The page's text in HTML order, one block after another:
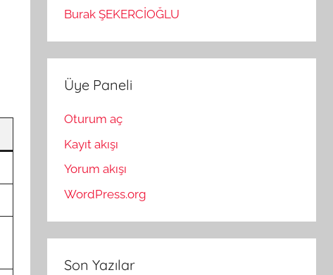
Burak ŞEKERCİOĞLU
Üye Paneli
Oturum aç
Kayıt akışı
Yorum akışı
WordPress.org
Son Yazılar